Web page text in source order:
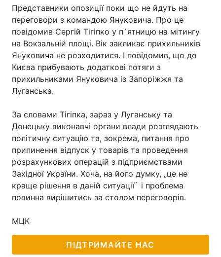
Головна
Україна Політика
Економіка
Наука
Представники опозиції поки що не йдуть на
переговори з командою Януковича. Про це
повідомив Сергій Тігіпко у п`ятницю на мітингу
на Вокзальній площі. Вік закликає прихильників
Януковича не розходитися. І повідомив, що до
Києва прибувають додаткові потяги з
прихильниками Януковича із Запоріжжя та
Луганська.
За словами Тігіпка, зараз у Луганську та
Донецьку виконавчі органи влади розглядають
політичну ситуацію та, зокрема, питання про
припинення відпуск у товарів та проведення
розрахункових операцій з підприємствами
Західної України. Хоча, на його думку, „це не
краще рішення в даній ситуації` і проблема
повинна вирішитись за столом переговорів.
МЦК
ПІДТРИМАЙТЕ НАС